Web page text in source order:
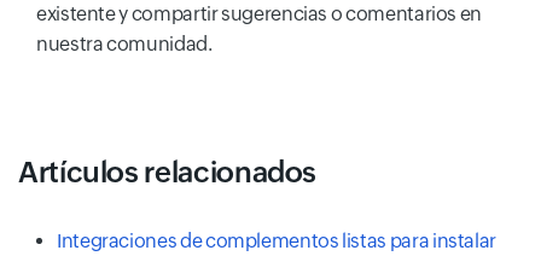
existente y compartir sugerencias o comentarios en
nuestra comunidad.
Artículos relacionados
Integraciones de complementos listas para instalar